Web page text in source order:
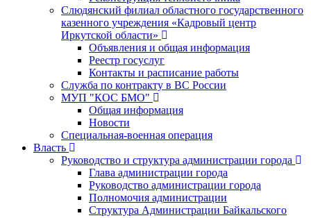
Слюдянский филиал областного государственного
казенного учреждения «Кадровый центр
Иркутской области»
Объявления и общая информация
Реестр госуслуг
Контакты и расписание работы
Служба по контракту в ВС России
МУП "КОС БМО"
Общая информация
Новости
Специальная-военная операция
Власть
Руководство и структура администрации города
Глава администрации города
Руководство администрации города
Полномочия администрации
Структура Администрации Байкальского